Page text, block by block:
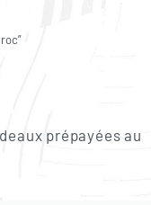
prépayées au